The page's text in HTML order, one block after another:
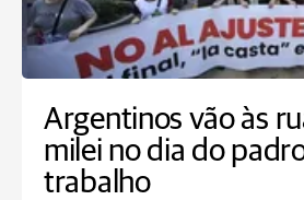
Argentinos vão às
milei no dia do
trabalho